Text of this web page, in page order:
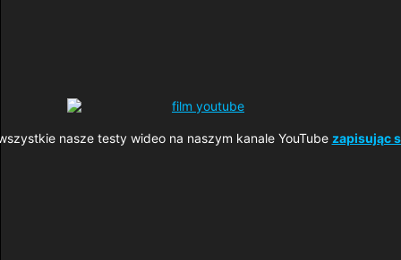
nasze testy wideo na naszym kanale YouTube zapisując